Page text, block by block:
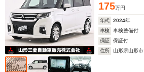
175万円
年式 2024年
車検
車検整備付
保証
保証付
住所
山形県山形市